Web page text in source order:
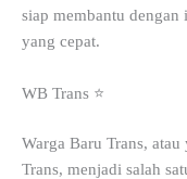
siap membantu
yang cepat.
WB Trans ⭐
Warga Baru Trans,
Trans, menjadi salah